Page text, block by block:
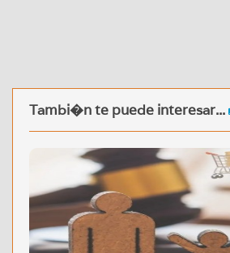
Tambi�n te puede interesar...